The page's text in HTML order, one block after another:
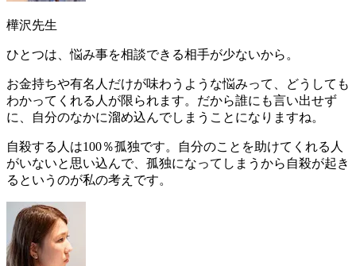
樺沢先生
ひとつは、悩み事を相談できる相手が少ないから 。
お金持ちや有名人だけが味わうような悩みって、どうしても
わかってくれる人が限られます。だから誰にも言い出せず
に、自分のなかに溜め込んでしまうことになりますね。
自殺する人は100％孤独です。自分のことを助けてくれる人
がいないと思い込んで、孤独になってしまうから自殺が起き
るというのが私の考えです。